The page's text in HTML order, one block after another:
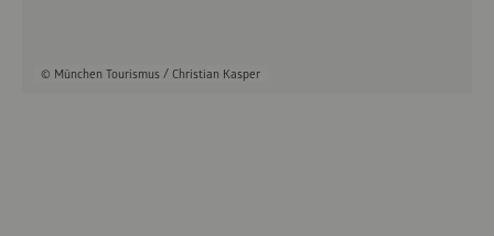
© München Tourismus / Christian Kasper